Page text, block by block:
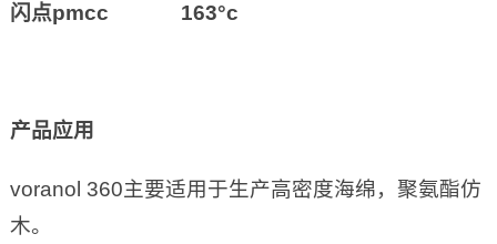
闪点pmcc 163°c
产品应用
voranol 360主要适用于生产高密度海绵，聚氨酯仿
木。